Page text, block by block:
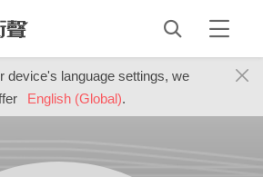
device's language settings, we
English (Global).